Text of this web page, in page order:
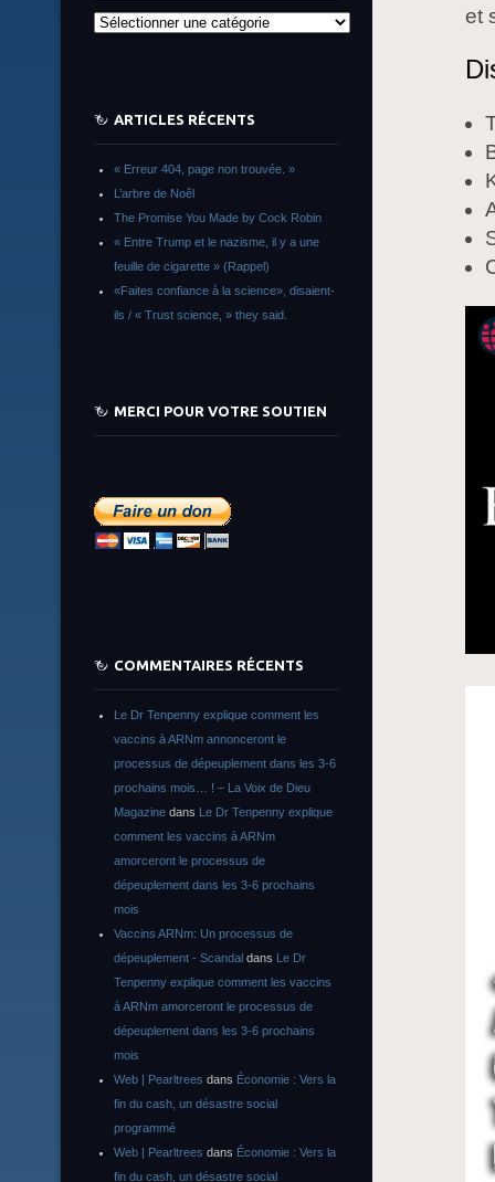
et
Catégories
ARTICLES RÉCENTS
« Erreur 404, page non trouvée. »
L’arbre de Noêl
The Promise You Made by Cock Robin
« Entre Trump et le nazisme, il y a une
feuille de cigarette » (Rappel)
«Faites confiance à la science», disaient-
ils / « Trust science, » they said.
MERCI POUR VOTRE SOUTIEN
COMMENTAIRES RÉCENTS
Le Dr Tenpenny explique comment les
vaccins à ARNm annonceront le
processus de dépeuplement dans les 3-6
prochains mois… ! – La Voix de Dieu
Magazine dans Le Dr Tenpenny explique
comment les vaccins à ARNm
amorceront le processus de
dépeuplement dans les 3-6 prochains
mois
Vaccins ARNm: Un processus de
dépeuplement - Scandal dans Le Dr
Tenpenny explique comment les vaccins
à ARNm amorceront le processus de
dépeuplement dans les 3-6 prochains
mois
Web | Pearltrees dans Économie : Vers la
fin du cash, un désastre social
programmé
Web | Pearltrees dans Économie : Vers la
fin du cash, un désastre social